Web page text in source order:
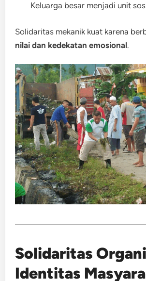
Keluarga besar menjadi unit
Solidaritas mekanik kuat karena
nilai dan kedekatan emosional.
Solidaritas
Identitas